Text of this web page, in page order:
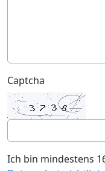
Captcha
Ich bin mindestens